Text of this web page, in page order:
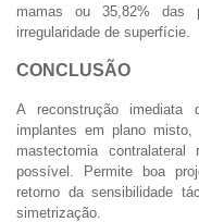
mamas ou 35,82% das
irregularidade de superfície.
CONCLUSÃO
A reconstrução
implantes em plano
mastectomia
possível. Permite boa
retorno da sensibilidade
simetrização.